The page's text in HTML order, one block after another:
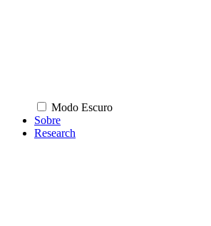
Modo Escuro
Sobre
Research